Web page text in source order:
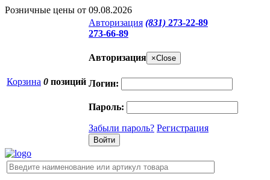
Розничные цены от 09.08.2026
Корзина 0 позиций
Авторизация (831) 273-22-89
273-66-89
Авторизация ×Close
Логин:
Пароль:
Забыли пароль? Регистрация